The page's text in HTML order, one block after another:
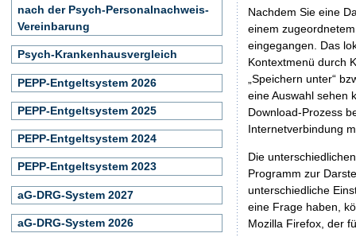
Nachdem Sie eine
einem
eingegangen. Das
Kontextmenü durch
„Speichern unter“
eine Auswahl sehen
Download-Prozess
Internetverbindung
Die
Programm zur
unterschiedliche
eine Frage haben,
Mozilla Firefox, der
nach der Psych-Personalnachweis-
Vereinbarung
Psych-Krankenhausvergleich
PEPP-Entgeltsystem 2026
PEPP-Entgeltsystem 2025
PEPP-Entgeltsystem 2024
PEPP-Entgeltsystem 2023
aG-DRG-System 2027
aG-DRG-System 2026